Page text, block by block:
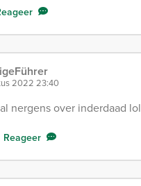
2022 23:40
nergens over inderdaad lol
Reageer